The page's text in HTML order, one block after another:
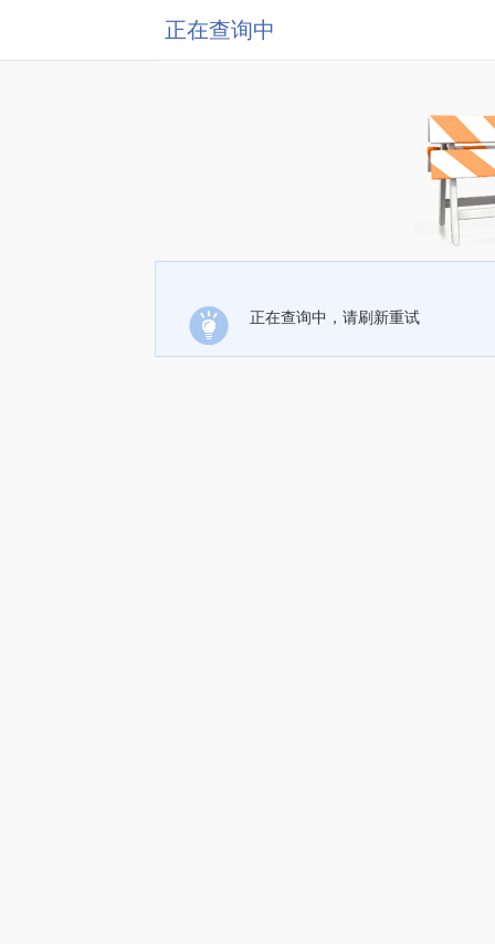
正在查询中
正在查询中，请刷新重试